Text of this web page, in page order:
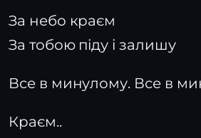
За небо краєм
За тобою піду і залишу
Все в минулому. Все в
Краєм..